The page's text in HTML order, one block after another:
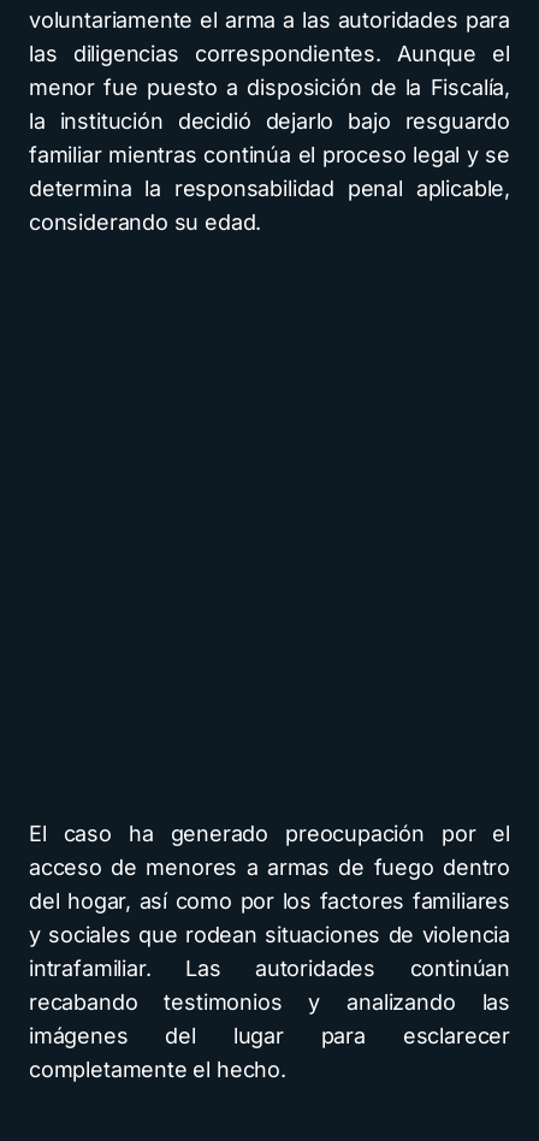
voluntariamente el arma a las autoridades para
las diligencias correspondientes. Aunque el
menor fue puesto a disposición de la Fiscalía,
la institución decidió dejarlo bajo resguardo
familiar mientras continúa el proceso legal y se
determina la responsabilidad penal aplicable,
considerando su edad.
El caso ha generado preocupación por el
acceso de menores a armas de fuego dentro
del hogar, así como por los factores familiares
y sociales que rodean situaciones de violencia
intrafamiliar. Las autoridades continúan
recabando testimonios y analizando las
imágenes del lugar para esclarecer
completamente el hecho.